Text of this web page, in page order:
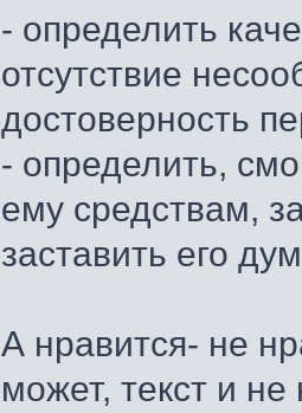
- определить
отсутствие
достоверность
- определить,
ему средствам,
заставить его
А нравится- не
может, текст и